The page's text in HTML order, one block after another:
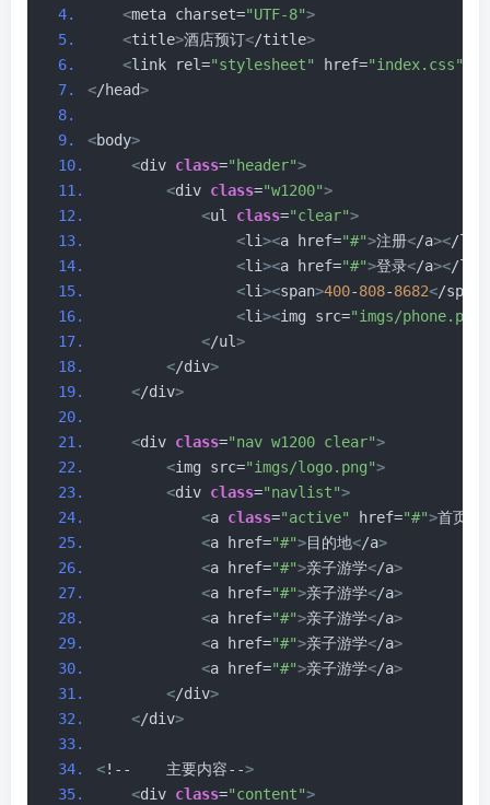
<meta charset="UTF-8">
<title>酒店预订</title>
<link rel="stylesheet" href="index.css"
</head>
<body>
<div class="header">
<div class="w1200">
<ul class="clear">
<li><a href="#">注册</a></li
<li><a href="#">登录</a></li
<li><span>400-808-8682</span
<li><img src="imgs/phone.png"
</ul>
</div>
</div>
<div class="nav w1200 clear">
<img src="imgs/logo.png">
<div class="navlist">
<a class="active" href="#">首页
<a href="#">目的地</a>
<a href="#">亲子游学</a>
<a href="#">亲子游学</a>
<a href="#">亲子游学</a>
<a href="#">亲子游学</a>
<a href="#">亲子游学</a>
</div>
</div>
<!--    主要内容-->
<div class="content">